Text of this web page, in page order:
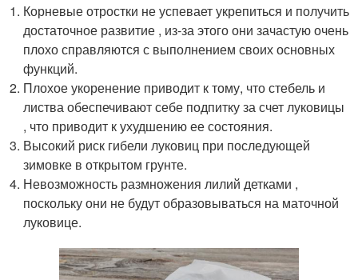
Корневые отростки не успевает укрепиться и получить
достаточное развитие , из-за этого они зачастую очень
плохо справляются с выполнением своих основных
функций.
Плохое укоренение приводит к тому, что стебель и
листва обеспечивают себе подпитку за счет луковицы
, что приводит к ухудшению ее состояния.
Высокий риск гибели луковиц при последующей
зимовке в открытом грунте.
Невозможность размножения лилий детками ,
поскольку они не будут образовываться на маточной
луковице.